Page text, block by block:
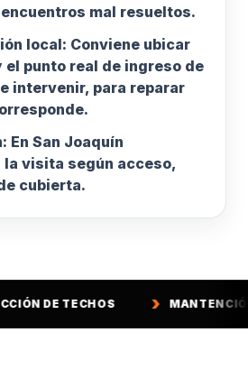
mal resueltos.
local: Conviene ubicar
el punto real de ingreso de
intervenir, para reparar
En San Joaquín
la visita según acceso,
cubierta.
MANTENCIÓN DE